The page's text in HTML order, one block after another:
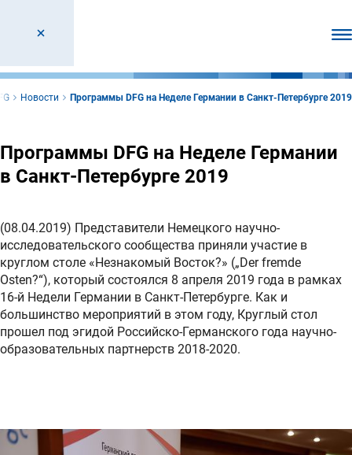
Новости Программы DFG на Неделе Германии в Санкт-Петербурге 2019
Программы DFG на Неделе Германии
в Санкт-Петербурге 2019
(08.04.2019) Представители Немецкого научно-
исследовательского сообщества приняли участие в
круглом столе «Незнакомый Восток?» („Der fremde
Osten?“), который состоялся 8 апреля 2019 года в рамках
16-й Недели Германии в Санкт-Петербурге. Как и
большинство мероприятий в этом году, Круглый стол
прошел под эгидой Российско-Германского года научно-
образовательных партнерств 2018-2020.